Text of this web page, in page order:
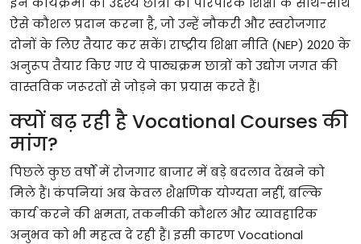
ऐसेकौशलप्रदानकरनाहै,जोउन्हेंनौकरीऔरस्वरोजगार
दोनोंकेलिएतैयारकरसकें।राष्ट्रीयशिक्षानीति (NEP) 2020 के
अनुरूपतैयारकिएगएयेपाठ्यक्रमछात्रोंकोउद्योगजगतकी
वास्तविकजरूरतोंसेजोड़नेकाप्रयासकरतेहैं।
क्योंबढ़रहीहैVocational Courses की
मांग?
पिछलेकुछवर्षोंमेंरोजगारबाजारमेंबड़ेबदलावदेखनेको
मिलेहैं।कंपनियां अबकेवल शैक्षणिकयोग्यतानहीं,बल्कि
कार्यकरनेकी क्षमता,तकनीकीकौशलऔरव्यावहारिक
अनुभवकोभीमहत्वदेरहीहैं।इसीकारणVocational